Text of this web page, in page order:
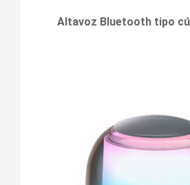
Altavoz Bluetooth tipo